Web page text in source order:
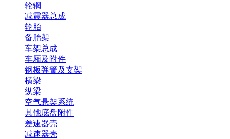
轮辋
减震器总成
轮胎
备胎架
车架总成
车厢及附件
钢板弹簧及支架
横梁
纵梁
空气悬架系统
其他底盘附件
差速器壳
减速器壳